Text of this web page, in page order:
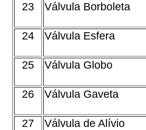
23 Válvula Borboleta
24 Válvula Esfera
25 Válvula Globo
26 Válvula Gaveta
27 Válvula de Alívio